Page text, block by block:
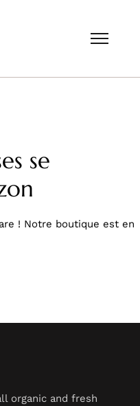
se
! Notre boutique est en
organic and fresh